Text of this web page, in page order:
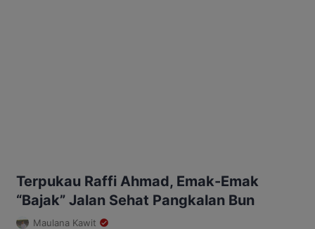
Terpukau Raffi Ahmad, Emak-Emak
“Bajak” Jalan Sehat Pangkalan Bun
Maulana Kawit